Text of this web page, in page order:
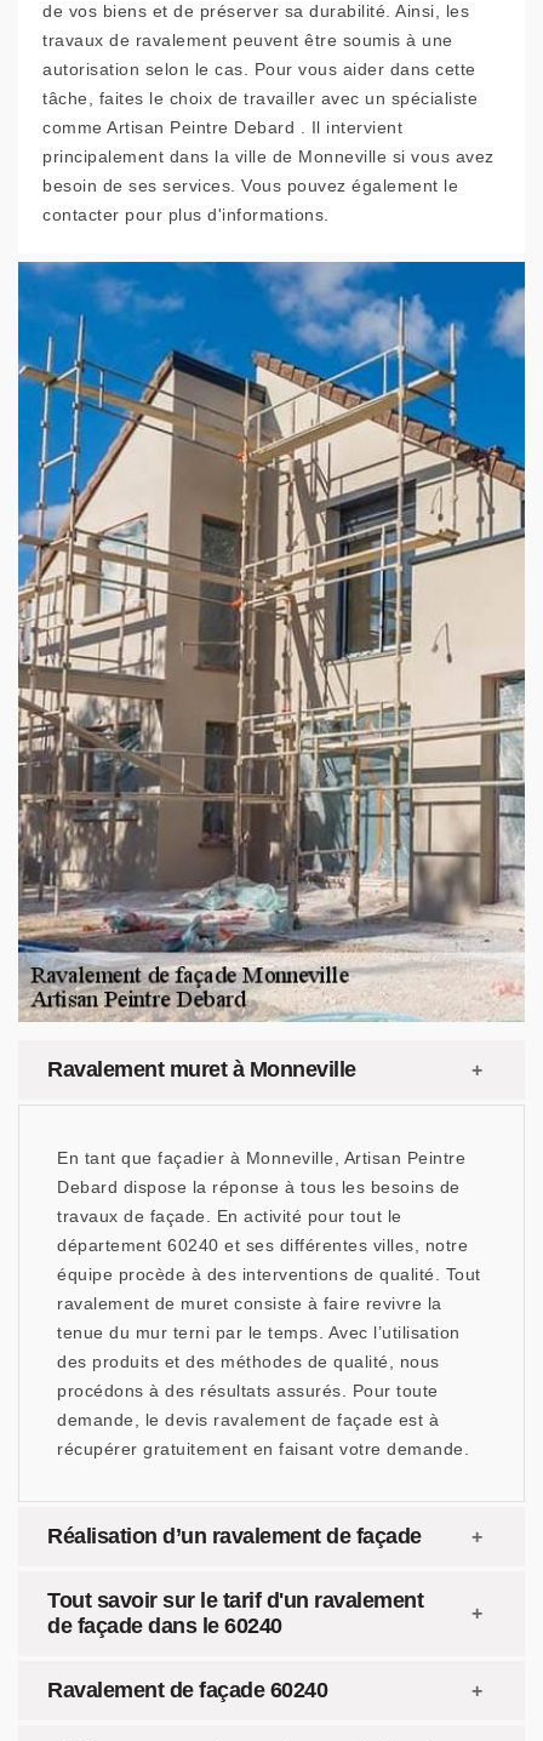
de vos biens et de préserver sa durabilité. Ainsi, les
travaux de ravalement peuvent être soumis à une
autorisation selon le cas. Pour vous aider dans cette
tâche, faites le choix de travailler avec un spécialiste
comme Artisan Peintre Debard . Il intervient
principalement dans la ville de Monneville si vous avez
besoin de ses services. Vous pouvez également le
contacter pour plus d'informations.
Ravalement muret à Monneville
En tant que façadier à Monneville, Artisan Peintre
Debard dispose la réponse à tous les besoins de
travaux de façade. En activité pour tout le
département 60240 et ses différentes villes, notre
équipe procède à des interventions de qualité. Tout
ravalement de muret consiste à faire revivre la
tenue du mur terni par le temps. Avec l’utilisation
des produits et des méthodes de qualité, nous
procédons à des résultats assurés. Pour toute
demande, le devis ravalement de façade est à
récupérer gratuitement en faisant votre demande.
Réalisation d’un ravalement de façade
Tout savoir sur le tarif d'un ravalement
de façade dans le 60240
Ravalement de façade 60240